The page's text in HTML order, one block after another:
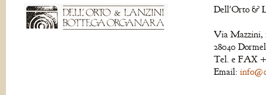
Dell'Orto &
Via Mazzini,
28040
Tel. e FAX
Email: